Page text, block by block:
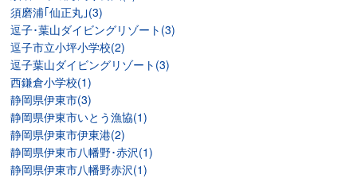
須磨浦｢仙正丸｣(3)
逗子･葉山ダイビングリゾート(3)
逗子市立小坪小学校(2)
逗子葉山ダイビングリゾート(3)
西鎌倉小学校(1)
静岡県伊東市(3)
静岡県伊東市いとう漁協(1)
静岡県伊東市伊東港(2)
静岡県伊東市八幡野･赤沢(1)
静岡県伊東市八幡野赤沢(1)